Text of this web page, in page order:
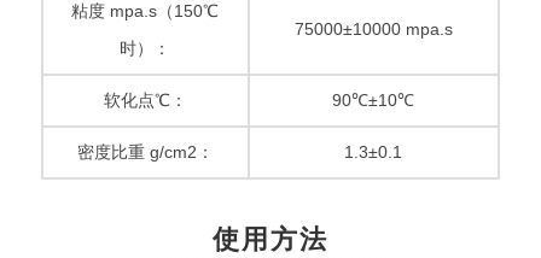
粘度 mpa.s（150℃
时）：
75000±10000 mpa.s
软化点℃： 90℃±10℃
密度比重 g/cm2： 1.3±0.1
使用方法